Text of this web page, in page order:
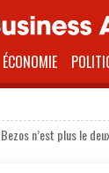
ÉCONOMIE
n’est plus le